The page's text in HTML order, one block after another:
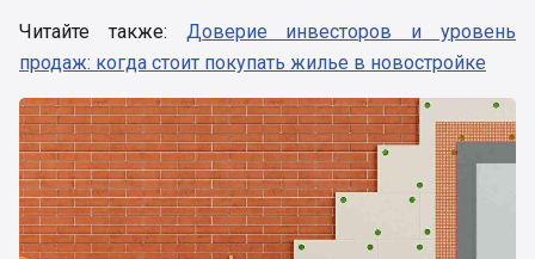
Читайте также: Доверие инвесторов и уровень
продаж: когда стоит покупать жилье в новостройке